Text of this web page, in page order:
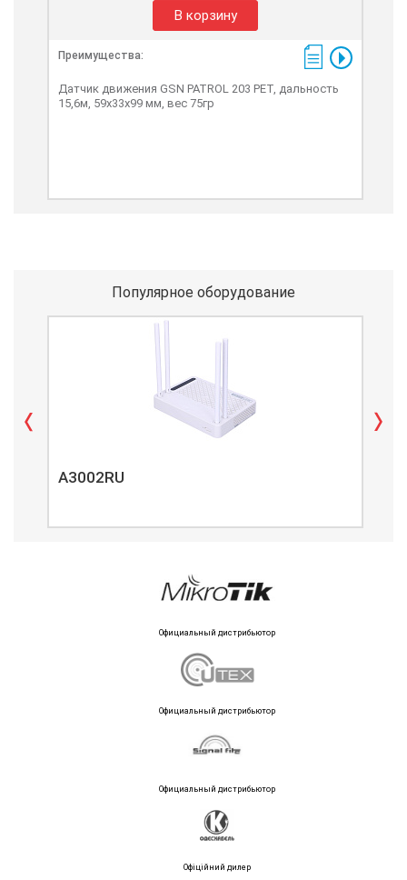
В корзину
Преимущества:
Датчик движения GSN PATROL 203 PET, дальность
15,6м, 59х33х99 мм, вес 75гр
Популярное оборудование
A3002RU
Официальный дистрибьютор
Официальный дистрибьютор
Официальный дистрибьютор
Офіційний дилер